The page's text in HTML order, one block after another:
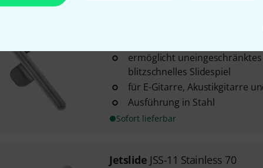
ermöglicht
blitzschnelles Slidespiel
für E-Gitarre, Akustikgitarre
Ausführung in Stahl
Sofort lieferbar
Jetslide JSS-11 Stainless 70